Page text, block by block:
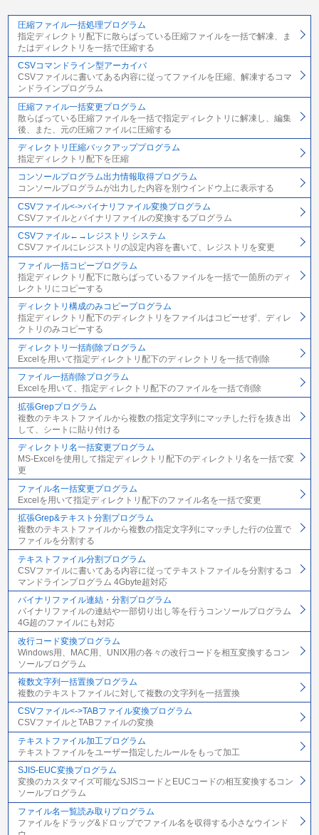
圧縮ファイル一括処理プログラム
指定ディレクトリ配下に散らばっている圧縮ファイルを一括で解凍、ま
たはディレクトリを一括で圧縮する
CSVコマンドライン型アーカイバ
CSVファイルに書いてある内容に従ってファイルを圧縮、解凍するコマ
ンドラインプログラム
圧縮ファイル一括変更プログラム
散らばっている圧縮ファイルを一括で指定ディレクトリに解凍し、編集
後、また、元の圧縮ファイルに圧縮する
ディレクトリ圧縮バックアッププログラム
指定ディレクトリ配下を圧縮
コンソールプログラム出力情報取得プログラム
コンソールプログラムが出力した内容を別ウインドウ上に表示する
CSVファイル<->バイナリファイル変換プログラム
CSVファイルとバイナリファイルの変換するプログラム
CSVファイル←→レジストリ システム
CSVファイルにレジストリの設定内容を書いて、レジストリを変更
ファイル一括コピープログラム
指定ディレクトリ配下に散らばっているファイルを一括で一箇所のディ
レクトリにコピーする
ディレクトリ構成のみコピープログラム
指定ディレクトリ配下のディレクトリをファイルはコピーせず、ディレ
クトリのみコピーする
ディレクトリ一括削除プログラム
Excelを用いて指定ディレクトリ配下のディレクトリを一括で削除
ファイル一括削除プログラム
Excelを用いて、指定ディレクトリ配下のファイルを一括で削除
拡張Grepプログラム
複数のテキストファイルから複数の指定文字列にマッチした行を抜き出
して、シートに貼り付ける
ディレクトリ名一括変更プログラム
MS-Excelを使用して指定ディレクトリ配下のディレクトリ名を一括で変
更
ファイル名一括変更プログラム
Excelを用いて指定ディレクトリ配下のファイル名を一括で変更
拡張Grep&テキスト分割プログラム
複数のテキストファイルから複数の指定文字列にマッチした行の位置で
ファイルを分割する
テキストファイル分割プログラム
CSVファイルに書いてある内容に従ってテキストファイルを分割するコ
マンドラインプログラム 4Gbyte超対応
バイナリファイル連結・分割プログラム
バイナリファイルの連結や一部切り出し等を行うコンソールプログラム
4G超のファイルにも対応
改行コード変換プログラム
Windows用、MAC用、UNIX用の各々の改行コードを相互変換するコン
ソールプログラム
複数文字列一括置換プログラム
複数のテキストファイルに対して複数の文字列を一括置換
CSVファイル<->TABファイル変換プログラム
CSVファイルとTABファイルの変換
テキストファイル加工プログラム
テキストファイルをユーザー指定したルールをもって加工
SJIS-EUC変換プログラム
変換のカスタマイズ可能なSJISコードとEUCコードの相互変換するコン
ソールプログラム
ファイル名一覧読み取りプログラム
ファイルをドラッグ&ドロップでファイル名を収得する小さなウインド